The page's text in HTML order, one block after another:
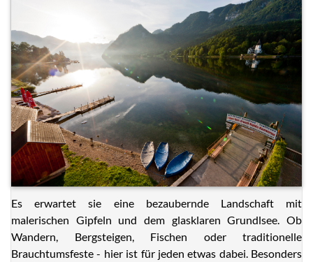
Es erwartet sie eine bezaubernde Landschaft mit
malerischen Gipfeln und dem glasklaren Grundlsee. Ob
Wandern, Bergsteigen, Fischen oder traditionelle
Brauchtumsfeste - hier ist für jeden etwas dabei. Besonders